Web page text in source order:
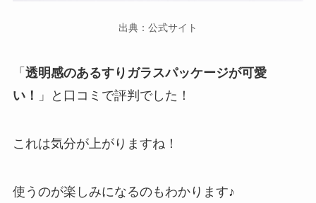
出典：公式サイト
「 透明感のあるすりガラスパッケージが可愛
い！
」と口コミで評判でした！
これは気分が上がりますね！
使うのが楽しみになるのもわかります♪